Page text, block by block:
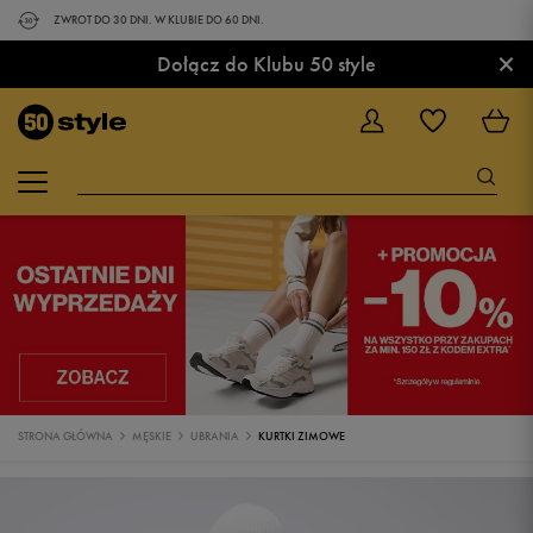
ZWROT DO 30 DNI. W KLUBIE DO 60 DNI.
Dołącz do Klubu 50 style ×
STRONA GŁÓWNA MĘSKIE UBRANIA KURTKI ZIMOWE